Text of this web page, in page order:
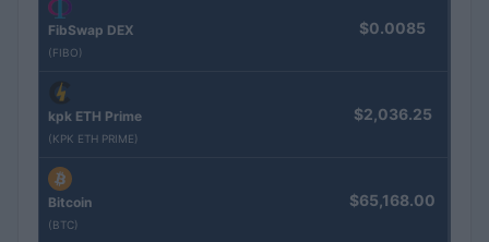
FibSwap DEX
(FIBO)
$0.0085
kpk ETH Prime
(KPK ETH PRIME)
$2,036.25
Bitcoin
(BTC)
$65,168.00